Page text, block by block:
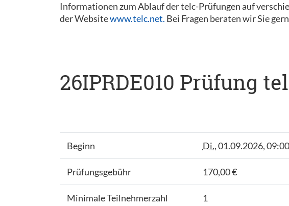
Informationen zum Ablauf der telc-Prüfungen auf
der Websitewww.telc.net. Bei Fragen beraten wir Sie
26IPRDE010 Prüfung
Beginn Di., 01.09.2026,
Prüfungsgebühr 170,00 €
Minimale Teilnehmerzahl 1